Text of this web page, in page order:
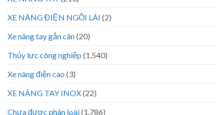
XE NÂNG ĐIỆN NGỒI LÁI (2)
Xe nâng tay gắn cân(20)
Thủy lực công nghiệp (1.540)
Xe nâng điện cao (3)
XE NÂNG TAY INOX(22)
Chưa được phân loại(1.786)